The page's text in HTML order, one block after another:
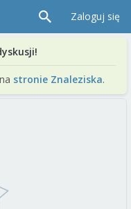
Zaloguj się
stronie Znaleziska.